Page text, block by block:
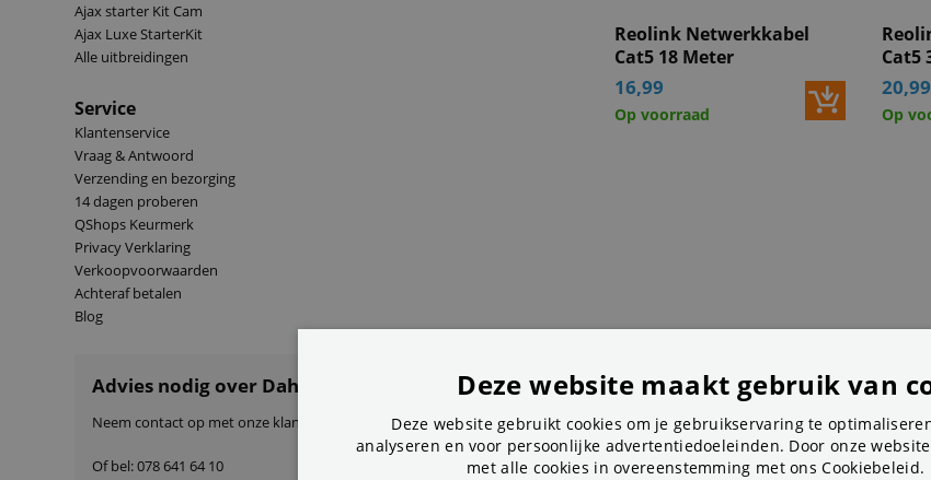
Ajax starter Kit Cam
Ajax Luxe StarterKit
Alle uitbreidingen
Service
Klantenservice
Vraag & Antwoord
Verzending en bezorging
14 dagen proberen
QShops Keurmerk
Privacy Verklaring
Verkoopvoorwaarden
Achteraf betalen
Blog
Reolink Netwerkkabel
Cat5 18 Meter
16,99
Op voorraad
Cat5
20,99
Op
Advies nodig over Dahua DH-PFT1200 PoE Injector?
Neem contact op met onze klantenservice:
Of bel:078 641 64 10
Deze website maakt gebruik van
Deze website gebruikt cookies om je gebruikservaring te
analyseren en voor persoonlijke advertentiedoeleinden. Door onze
met alle cookies in overeenstemming met ons Cookiebeleid.